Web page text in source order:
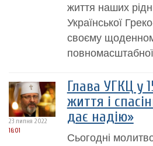
життя наших
Української
своєму
повномасштабної
23 липня 2022
16:01
Глава УГКЦ у
життя і
дає надію»
Сьогодні